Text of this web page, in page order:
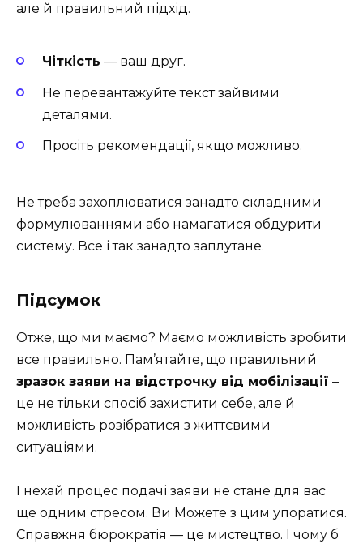
але й правильний підхід.
Чіткість — ваш друг.
Не перевантажуйте текст зайвими
деталями.
Просіть рекомендації, якщо можливо.
Не треба захоплюватися занадто складними
формулюваннями або намагатися обдурити
систему. Все і так занадто заплутане.
Підсумок
Отже, що ми маємо? Маємо можливість зробити
все правильно. Пам’ятайте, що правильний
зразок заяви на відстрочку від мобілізації –
це не тільки спосіб захистити себе, але й
можливість розібратися з життєвими
ситуаціями.
І нехай процес подачі заяви не стане для вас
ще одним стресом. Ви Можете з цим упоратися.
Справжня бюрократія — це мистецтво. І чому б